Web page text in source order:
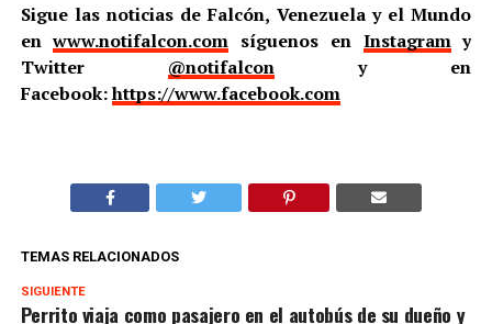
Sigue las noticias de Falcón, Venezuela y el Mundo
enwww.notifalcon.com síguenos en Instagramy
Twitter @notifalcony en
Facebook:https://www.facebook.com
TEMAS RELACIONADOS
SIGUIENTE
Perrito viaja como pasajero en el autobús de su dueño y